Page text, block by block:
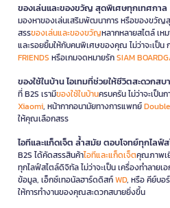
ของเล่นและของขวัญ สุดพิเศษทุกเทศกาล
มองหาของเล่นเสริมพัฒนาการ หรือของขวัญ
สรรของเล่นและของขวัญหลากหลายสไตล์ เห
และรอยยิ้มให้กับคนพิเศษของคุณ ไม่ว่าจะเป็น
FRIENDS หรือเกมจดหมายรักSIAM
ของใช้ในบ้าน ไอเทมที่ช่วยให้ชีวิตสะดวกส
ที่ B2S เรามีของใช้ในบ้านครบครัน ไม่ว่าจะเป็น
Xiaomi, หน้ากากอนามัยทางการแพทย์
ให้คุณเลือกสรร
ไอทีและแก็ดเจ็ต ล้ำสมัย ตอบโจทย์ทุกไลฟ์
B2S ได้คัดสรรสินค้าไอทีและแก็ดเจ็ตคุณภาพเ
ทุกไลฟ์สไตล์ดิจิทัล ไม่ว่าจะเป็น เครื่องทำลายเ
ข้อมูล, เอ็กซ์เทอนัลฮาร์ดดิสก์WD, หรือ คีย์บอ
ให้การทำงานของคุณสะดวกสบายยิ่งขึ้น